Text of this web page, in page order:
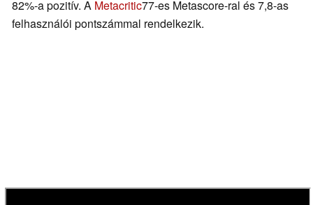
82%-a pozitív. A Metacritic77-es Metascore-ral és 7,8-as
felhasználói pontszámmal rendelkezik.